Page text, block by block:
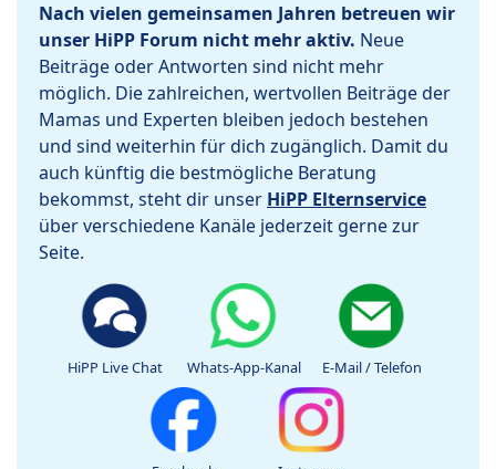
Nach vielen gemeinsamen Jahren betreuen wir
unser HiPP Forum nicht mehr aktiv. Neue
Beiträge oder Antworten sind nicht mehr
möglich. Die zahlreichen, wertvollen Beiträge der
Mamas und Experten bleiben jedoch bestehen
und sind weiterhin für dich zugänglich. Damit du
auch künftig die bestmögliche Beratung
bekommst, steht dir unser HiPP Elternservice
über verschiedene Kanäle jederzeit gerne zur
Seite.
HiPP Live Chat Whats-App-Kanal E-Mail / Telefon